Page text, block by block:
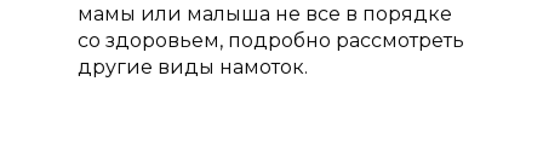
мамы или малыша не все в порядке
со здоровьем, подробно рассмотреть
другие виды намоток.